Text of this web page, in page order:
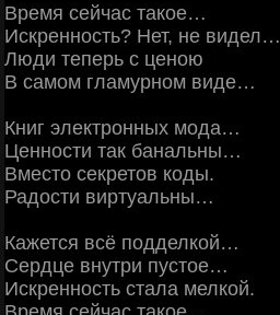
Время сейчас такое…
Искренность? Нет, не видел…
Люди теперь с ценою
В самом гламурном виде…
Книг электронных мода…
Ценности так банальны…
Вместо секретов коды.
Радости виртуальны…
Кажется всё подделкой…
Сердце внутри пустое…
Искренность стала мелкой.